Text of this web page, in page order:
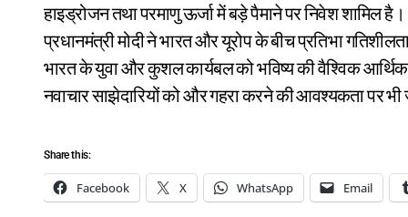
हाइड्रोजन तथा परमाणु ऊर्जा में बड़े पैमाने पर निवेश शामिल है।
प्रधानमंत्री मोदी ने भारत और यूरोप के बीच प्रतिभा
भारत के युवा और कुशल कार्यबल को भविष्य की वैश्विक
नवाचार साझेदारियों को और गहरा करने की आवश्यकता पर भी
Share this:
Facebook X WhatsApp Email